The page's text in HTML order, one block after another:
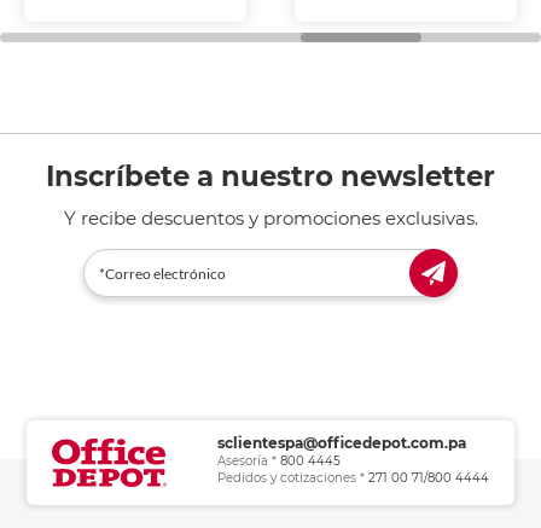
general de oficina.
Inscríbete a nuestro newsletter
Y recibe descuentos y promociones exclusivas.
sclientespa@officedepot.com.pa
Asesoría * 800 4445
Pedidos y cotizaciones * 271 00 71/800 4444